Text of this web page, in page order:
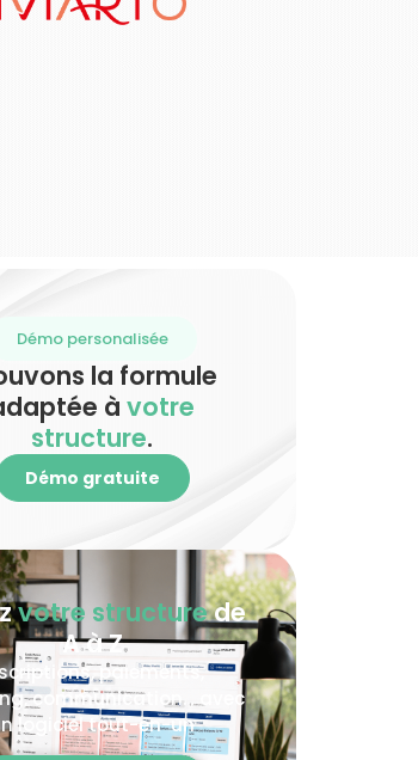
Démo personalisée
la formule
à votre
structure.
Démo gratuite
votre structurede
A à Z
paiements,
communication… avec
logiciel tout-en-un